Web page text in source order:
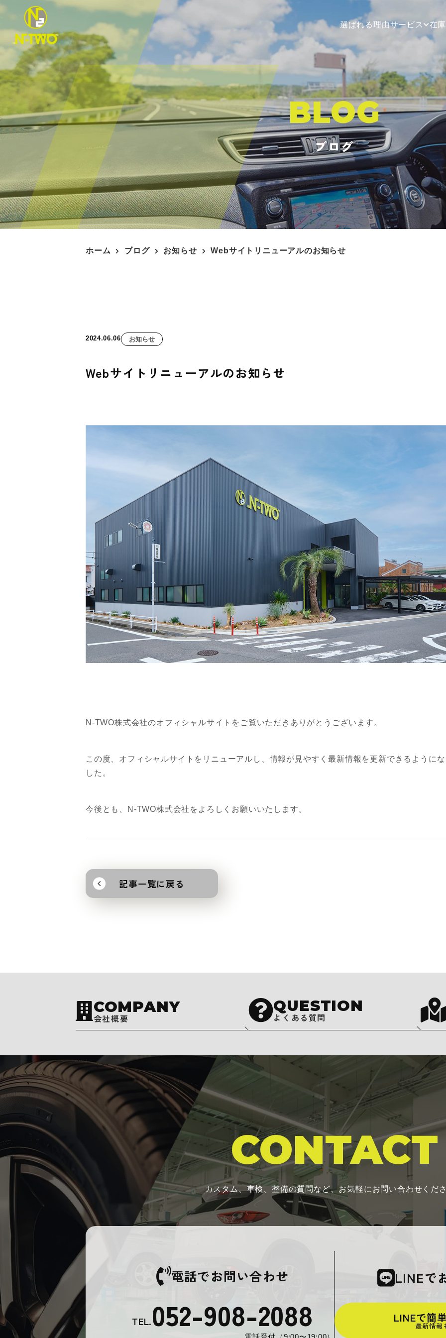
選ばれる理由サービス 在
BLOG
ブログ
ホーム ブログ お知らせ Webサイトリニューアルのお知らせ
2024.06.06 お知らせ
Webサイトリニューアルのお知らせ
N-TWO株式会社のオフィシャルサイトをご覧いただきありがとうございます。
この度、オフィシャルサイトをリニューアルし、情報が見やすく最新情報を更新できるように
した。
今後とも、N-TWO株式会社をよろしくお願いいたします。
記事一覧に戻る
COMPANY
会社概要
QUESTION
よくある質問
CONTACT
カスタム、車検、整備の質問など、お気軽にお問い合わせくだ
電話でお問い合わせ
TEL.052-908-2088
LINEで
LINEで簡
最新情報